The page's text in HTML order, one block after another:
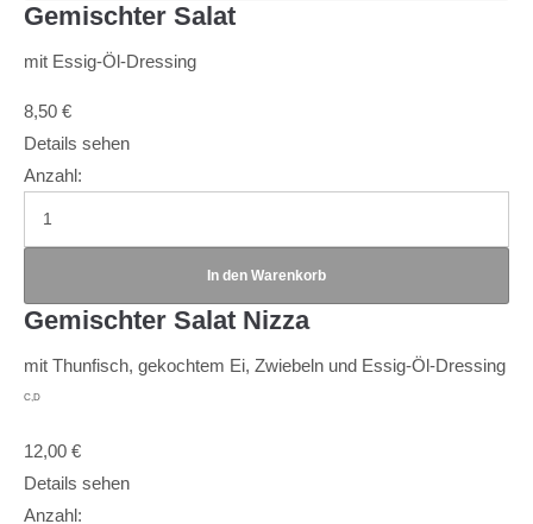
Gemischter Salat
mit Essig-Öl-Dressing
8,50 €
Details sehen
Anzahl:
Gemischter Salat Nizza
mit Thunfisch, gekochtem Ei, Zwiebeln und Essig-Öl-Dressing
C,D
12,00 €
Details sehen
Anzahl: